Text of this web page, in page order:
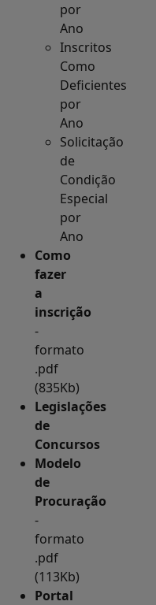
por
Ano
Inscritos
Como
Deficientes
por
Ano
Solicitação
de
Condição
Especial
por
Ano
Como
fazer
a
inscrição
-
formato
.pdf
(835Kb)
Legislações
de
Concursos
Modelo
de
Procuração
-
formato
.pdf
(113Kb)
Portal